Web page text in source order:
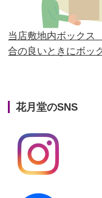
第24回人形供養
第23回人形供
第22回人形供
第20回人形供養
第19回人形供養
第18回人形供養
当店敷地内ボック
合の良いときにボッ
花月堂のSNS